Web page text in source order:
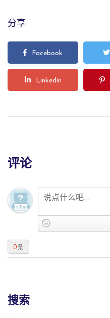
分享
Facebook
Linkedin
评论
0条
搜索